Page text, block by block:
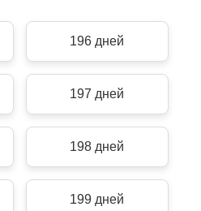
196 дней
197 дней
198 дней
199 дней